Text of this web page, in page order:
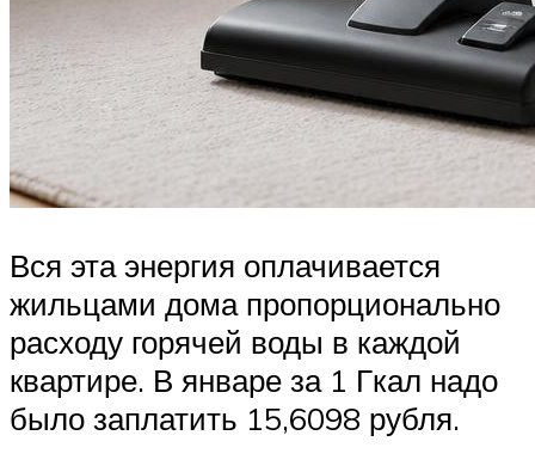
Вся эта энергия оплачивается
жильцами дома пропорционально
расходу горячей воды в каждой
квартире. В январе за 1 Гкал надо
было заплатить 15,6098 рубля.